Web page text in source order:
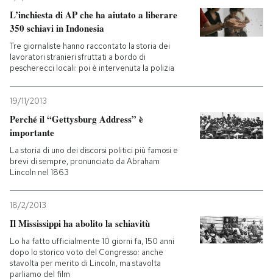
L’inchiesta di AP che ha aiutato a liberare
350 schiavi in Indonesia
Tre giornaliste hanno raccontato la storia dei
lavoratori stranieri sfruttati a bordo di
pescherecci locali: poi è intervenuta la polizia
19/11/2013
Perché il “Gettysburg Address” è
importante
La storia di uno dei discorsi politici più famosi e
brevi di sempre, pronunciato da Abraham
Lincoln nel 1863
18/2/2013
Il Mississippi ha abolito la schiavitù
Lo ha fatto ufficialmente 10 giorni fa, 150 anni
dopo lo storico voto del Congresso: anche
stavolta per merito di Lincoln, ma stavolta
parliamo del film